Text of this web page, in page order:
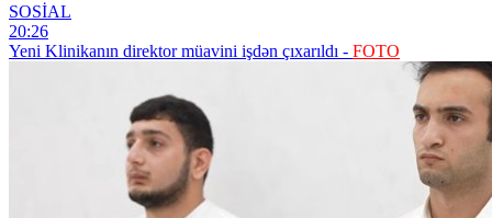
SOSİAL
20:26
Yeni Klinikanın direktor müavini işdən çıxarıldı - FOTO